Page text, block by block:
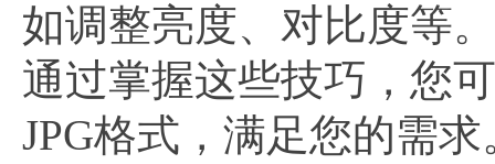
如调整亮度、对比度等。
通过掌握这些技巧，您
JPG格式，满足您的需求